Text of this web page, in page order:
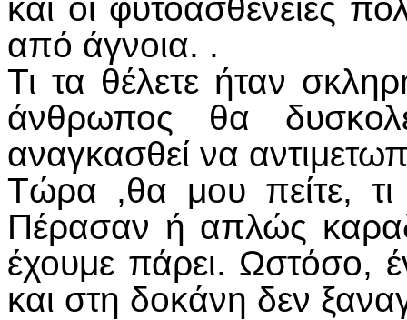
και οι φυτοασθένειες
από άγνοια. .
Τι τα θέλετε ήταν
άνθρωπος θα
αναγκασθεί να
Τώρα ,θα μου πείτε, τι
Πέρασαν ή απλώς
έχουμε πάρει. Ωστόσο,
και στη δοκάνη δεν